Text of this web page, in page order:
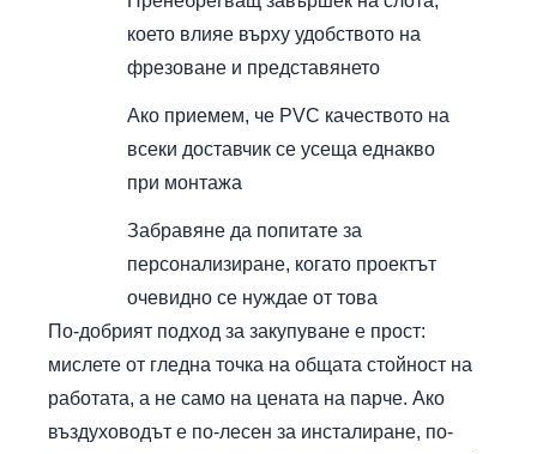
което влияе върху удобството на
фрезоване и представянето
Ако приемем, че PVC качеството на
всеки доставчик се усеща еднакво
при монтажа
Забравяне да попитате за
персонализиране, когато проектът
очевидно се нуждае от това
По-добрият подход за закупуване е прост:
мислете от гледна точка на общата стойност на
работата, а не само на цената на парче. Ако
въздуховодът е по-лесен за инсталиране, по-